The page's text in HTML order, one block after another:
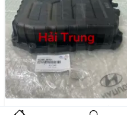
Đáy Các Te Hộp Số